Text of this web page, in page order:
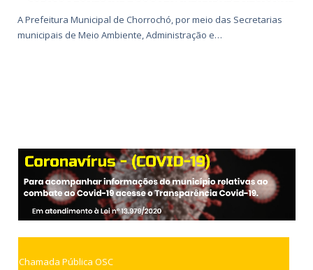
A Prefeitura Municipal de Chorrochó, por meio das Secretarias
municipais de Meio Ambiente, Administração e…
Chamada Pública OSC